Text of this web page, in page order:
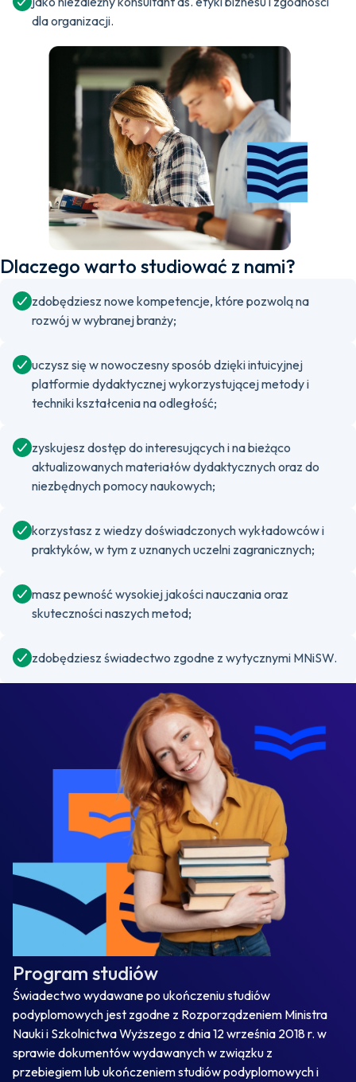
dla organizacji.
Dlaczego warto studiować z nami?
zdobędziesz nowe kompetencje, które pozwolą na
rozwój w wybranej branży;
uczysz się w nowoczesny sposób dzięki intuicyjnej
platformie dydaktycznej wykorzystującej metody i
techniki kształcenia na odległość;
zyskujesz dostęp do interesujących i na bieżąco
aktualizowanych materiałów dydaktycznych oraz do
niezbędnych pomocy naukowych;
korzystasz z wiedzy doświadczonych wykładowców i
praktyków, w tym z uznanych uczelni zagranicznych;
masz pewność wysokiej jakości nauczania oraz
skuteczności naszych metod;
zdobędziesz świadectwo zgodne z wytycznymi MNiSW.
Program studiów
Świadectwo wydawane po ukończeniu studiów
podyplomowych jest zgodne z Rozporządzeniem Ministra
Nauki i Szkolnictwa Wyższego z dnia 12 września 2018 r. w
sprawie dokumentów wydawanych w związku z
przebiegiem lub ukończeniem studiów podyplomowych i